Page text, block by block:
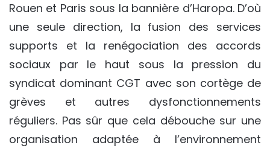
Rouen et Paris sous la bannière d’Haropa. D’où
une seule direction, la fusion des services
supports et la renégociation des accords
sociaux par le haut sous la pression du
syndicat dominant CGT avec son cortège de
grèves et autres dysfonctionnements
réguliers. Pas sûr que cela débouche sur une
organisation adaptée à l’environnement